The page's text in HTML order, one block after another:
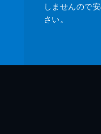
しませんので
さい。